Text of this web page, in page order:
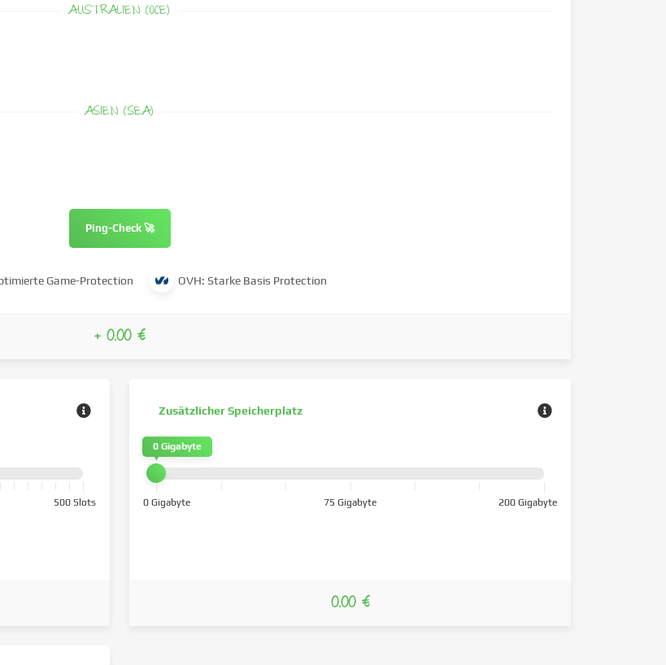
500 Slots
AUSTRALIEN (OCE)
ASIEN (SEA)
Ping-Check 🚀
Game-Protection OVH: Starke Basis Protection
+ 0.00 €
Zusätzlicher Speicherplatz
0 Gigabyte 75 Gigabyte 200 Gigabyte
0 Gigabyte
0.00 €